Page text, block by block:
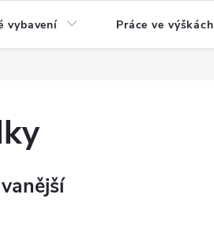
vybavení Práce ve výškách